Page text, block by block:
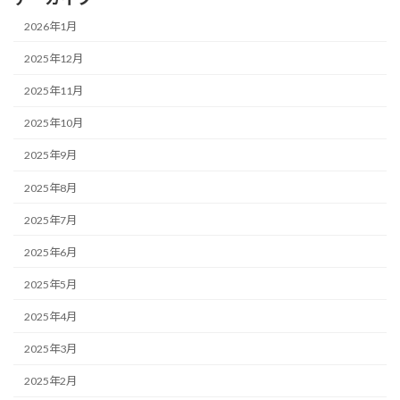
2026年1月
2025年12月
2025年11月
2025年10月
2025年9月
2025年8月
2025年7月
2025年6月
2025年5月
2025年4月
2025年3月
2025年2月